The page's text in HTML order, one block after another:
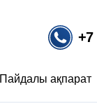
+7
Пайдалы ақпарат